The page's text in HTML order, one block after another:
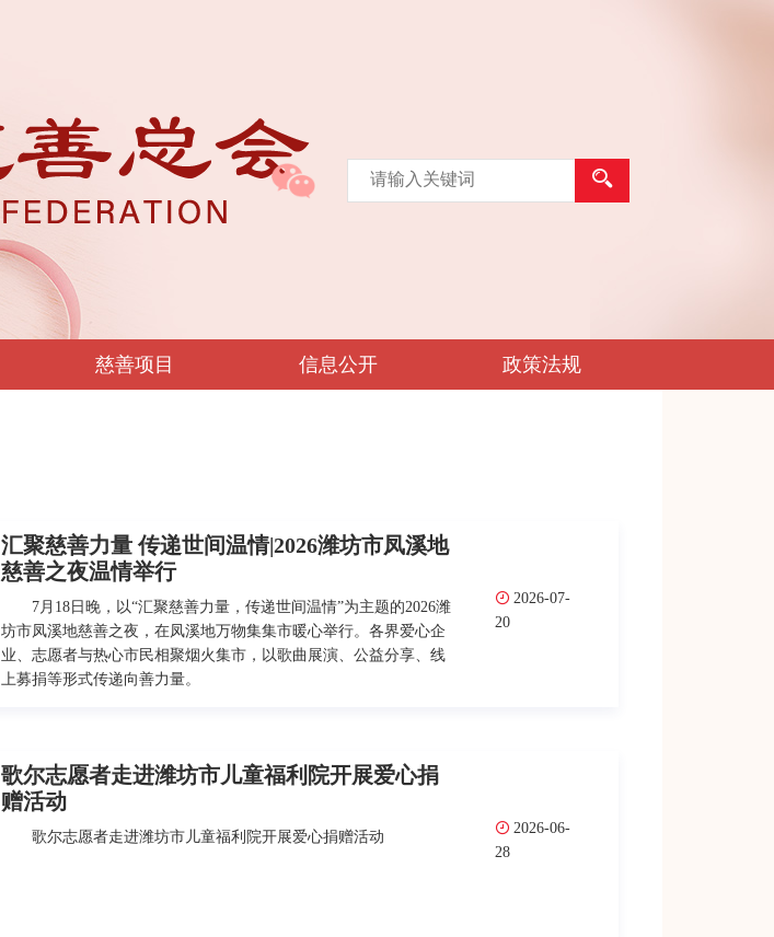
慈善项目 信息公开 政策法规
汇聚慈善力量 传递世间温情|2026潍坊市凤溪地
慈善之夜温情举行
7月18日晚，以“汇聚慈善力量，传递世间温情”为主题的2026潍
坊市凤溪地慈善之夜，在凤溪地万物集集市暖心举行。各界爱心企
业、志愿者与热心市民相聚烟火集市，以歌曲展演、公益分享、线
上募捐等形式传递向善力量。
2026-07-
20
歌尔志愿者走进潍坊市儿童福利院开展爱心捐
赠活动
歌尔志愿者走进潍坊市儿童福利院开展爱心捐赠活动
2026-06-
28